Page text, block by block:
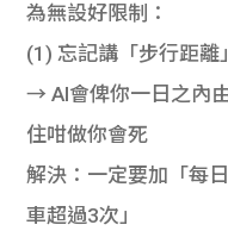
為無設好限制：
(1) 忘記講「步行距離」
→ AI會俾你一日之內
住咁做你會死
解決：一定要加「每
車超過3次」